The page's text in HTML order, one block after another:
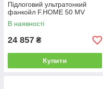
Підлоговий ультратонкий
фанкойл F.HOME 50 MV
В наявності
24 857 ₴
Купити